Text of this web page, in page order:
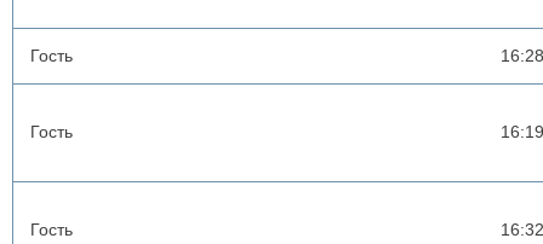
Гость 16:28
Гость 16:19
Гость 16:32